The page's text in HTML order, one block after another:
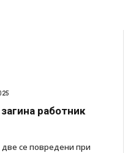
работник
две се повредени при